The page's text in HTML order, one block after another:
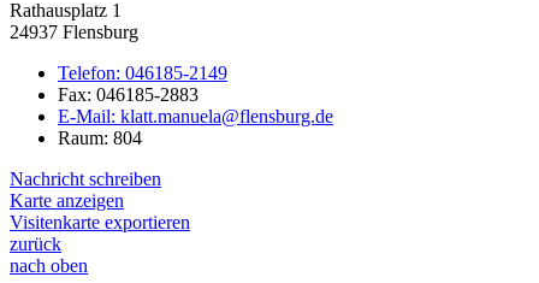
Rathausplatz 1
24937 Flensburg
Telefon: 046185-2149
Fax: 046185-2883
E-Mail: klatt.manuela@flensburg.de
Raum: 804
Nachricht schreiben
Karte anzeigen
Visitenkarte exportieren
zurück
nach oben